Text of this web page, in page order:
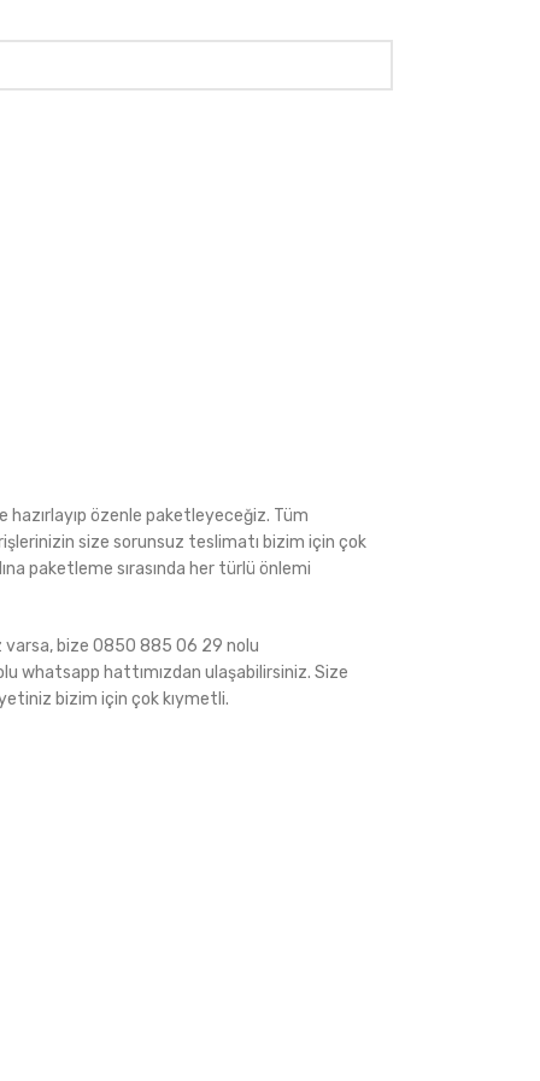
hazırlayıp özenle paketleyeceğiz. Tüm
size sorunsuz teslimatı bizim için çok
paketleme sırasında her türlü önlemi
varsa, bize 0850 885 06 29 nolu
whatsapp hattımızdan ulaşabilirsiniz. Size
bizim için çok kıymetli.